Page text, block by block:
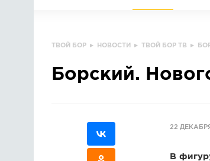
ТВОЙ БОР ▸ НОВОСТИ ▸ ТВОЙ БОР ТВ ▸
Борский.
22
В